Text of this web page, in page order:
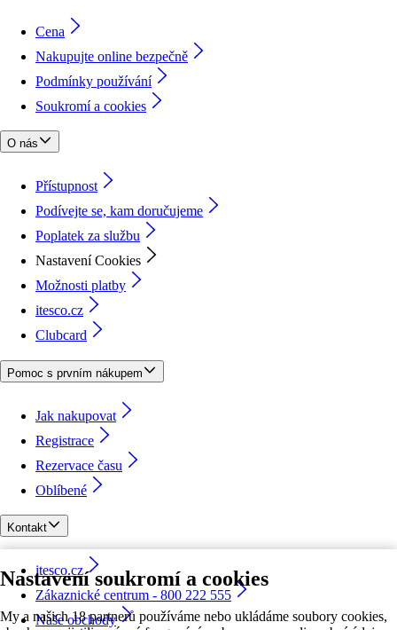
Nastavení soukromí a cookies
My a našich 18 partnerů používáme nebo ukládáme soubory cookies,
Cena
Nakupujte online bezpečně
Podmínky používání
Soukromí a cookies
O nás
Přístupnost
Podívejte se, kam doručujeme
Poplatek za službu
Nastavení Cookies
Možnosti platby
itesco.cz
Clubcard
Pomoc s prvním nákupem
Jak nakupovat
Registrace
Rezervace času
Oblíbené
Kontakt
itesco.cz
Zákaznické centrum - 800 222 555
Naše obchody